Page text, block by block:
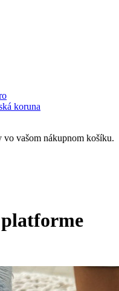
koruna
vo vašom nákupnom košíku.